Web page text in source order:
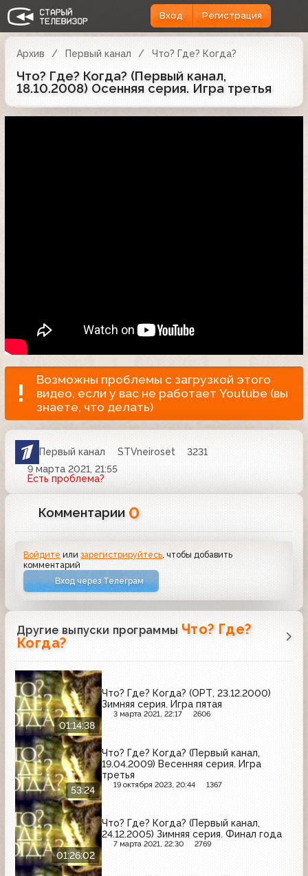
Вход Регистрация
Архив Первый канал Что? Где? Когда?
Что? Где? Когда? (Первый канал,
18.10.2008) Осенняя серия. Игра третья
Возможны проблемы с загрузкой этого
видео, если у вас не работает Youtube (вы
знаете, что делать)
Первый канал STVneiroset
3231
9 марта 2021, 21:55
Есть проблема?
Комментарии 0
Войдите илизарегистрируйтесь , чтобы добавить
комментарий
Вход через Телеграм
Другие выпуски программы Что? Где?
Когда?
01:14:38
Что? Где? Когда? (ОРТ, 23.12.2000)
Зимняя серия. Игра пятая
3 марта 2021, 22:17 2606
53:24
Что? Где? Когда? (Первый канал,
19.04.2009) Весенняя серия. Игра
третья
19 октября 2023, 20:44 1367
01:26:02
Что? Где? Когда? (Первый канал,
24.12.2005) Зимняя серия. Финал года
7 марта 2021, 22:30 2769